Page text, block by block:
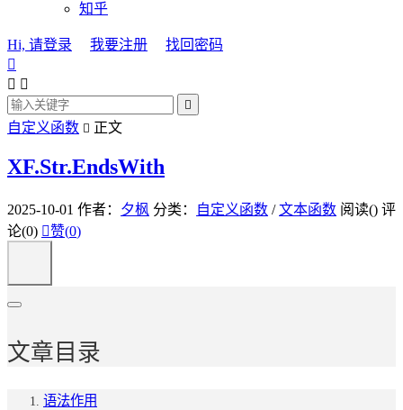
知乎
Hi, 请登录 我要注册
找回密码

 

自定义函数  正文
XF.Str.EndsWith
2025-10-01 作者： 夕枫 分类： 自定义函数 /文本函数 阅读() 评
论(0) 赞(0)
文章目录
语法作用